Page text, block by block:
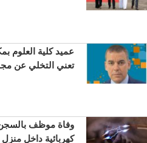
عميد كلية العلوم
تعني التخلي عن
كهربائية داخل